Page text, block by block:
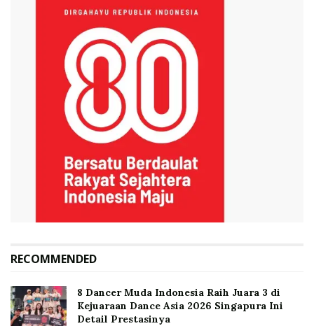
RECOMMENDED
8 Dancer Muda Indonesia Raih Juara 3 di
Kejuaraan Dance Asia 2026 Singapura Ini
Detail Prestasinya